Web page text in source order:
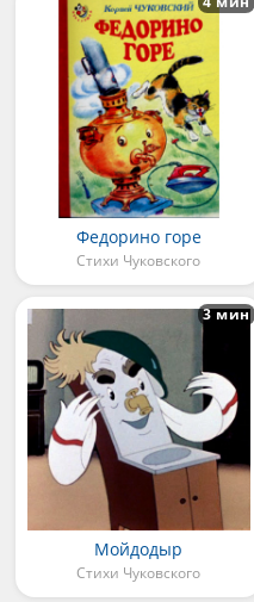
Федорино горе
Стихи Чуковского
Мойдодыр
Стихи Чуковского
3 мин